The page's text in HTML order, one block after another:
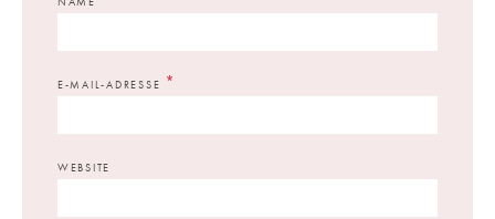
E-MAIL-ADRESSE *
WEBSITE